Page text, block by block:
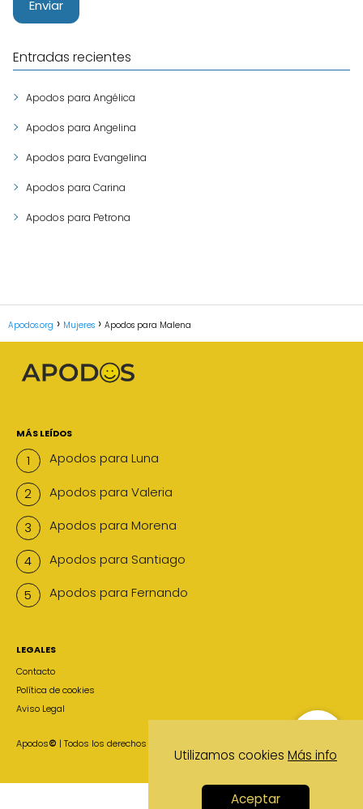
Entradas recientes
Apodos para Angélica
Apodos para Angelina
Apodos para Evangelina
Apodos para Carina
Apodos para Petrona
Apodos.org Mujeres Apodos para Malena
MÁS LEÍDOS
Apodos para Luna
Apodos para Valeria
Apodos para Morena
Apodos para Santiago
Apodos para Fernando
LEGALES
Contacto
Política de cookies
Aviso Legal
Apodos© | Todos los derechos reservados
Utilizamos cookies Más info
Aceptar